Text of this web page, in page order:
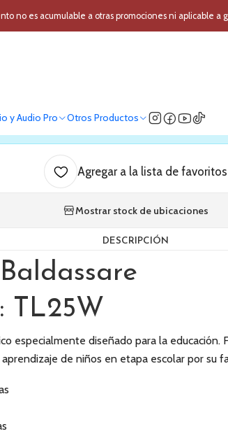
y Audio Pro Otros Productos
no es acumulable a otras promociones ni aplicable a
25 notas Baldassare TL25W
25 notas
verifica nuestro stock
Agregar a la lista de favoritos
Mostrar stock de ubicaciones
DESCRIPCIÓN
TL25W
especialmente diseñado para la educación.
de niños en etapa escolar por su